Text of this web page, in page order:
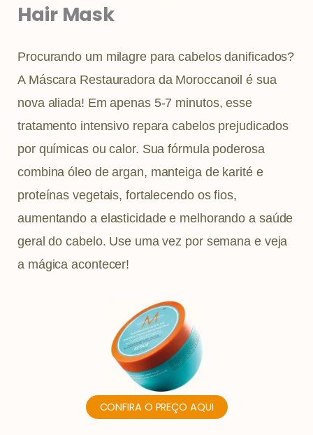
Hair Mask
Procurando um milagre para cabelos danificados?
A Máscara Restauradora da Moroccanoil é sua
nova aliada! Em apenas 5-7 minutos, esse
tratamento intensivo repara cabelos prejudicados
por químicas ou calor. Sua fórmula poderosa
combina óleo de argan, manteiga de karité e
proteínas vegetais, fortalecendo os fios,
aumentando a elasticidade e melhorando a saúde
geral do cabelo. Use uma vez por semana e veja
a mágica acontecer!
CONFIRA O PREÇO AQUI